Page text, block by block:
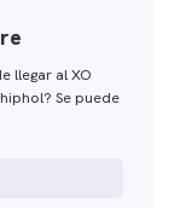
llegar al XO
Se puede